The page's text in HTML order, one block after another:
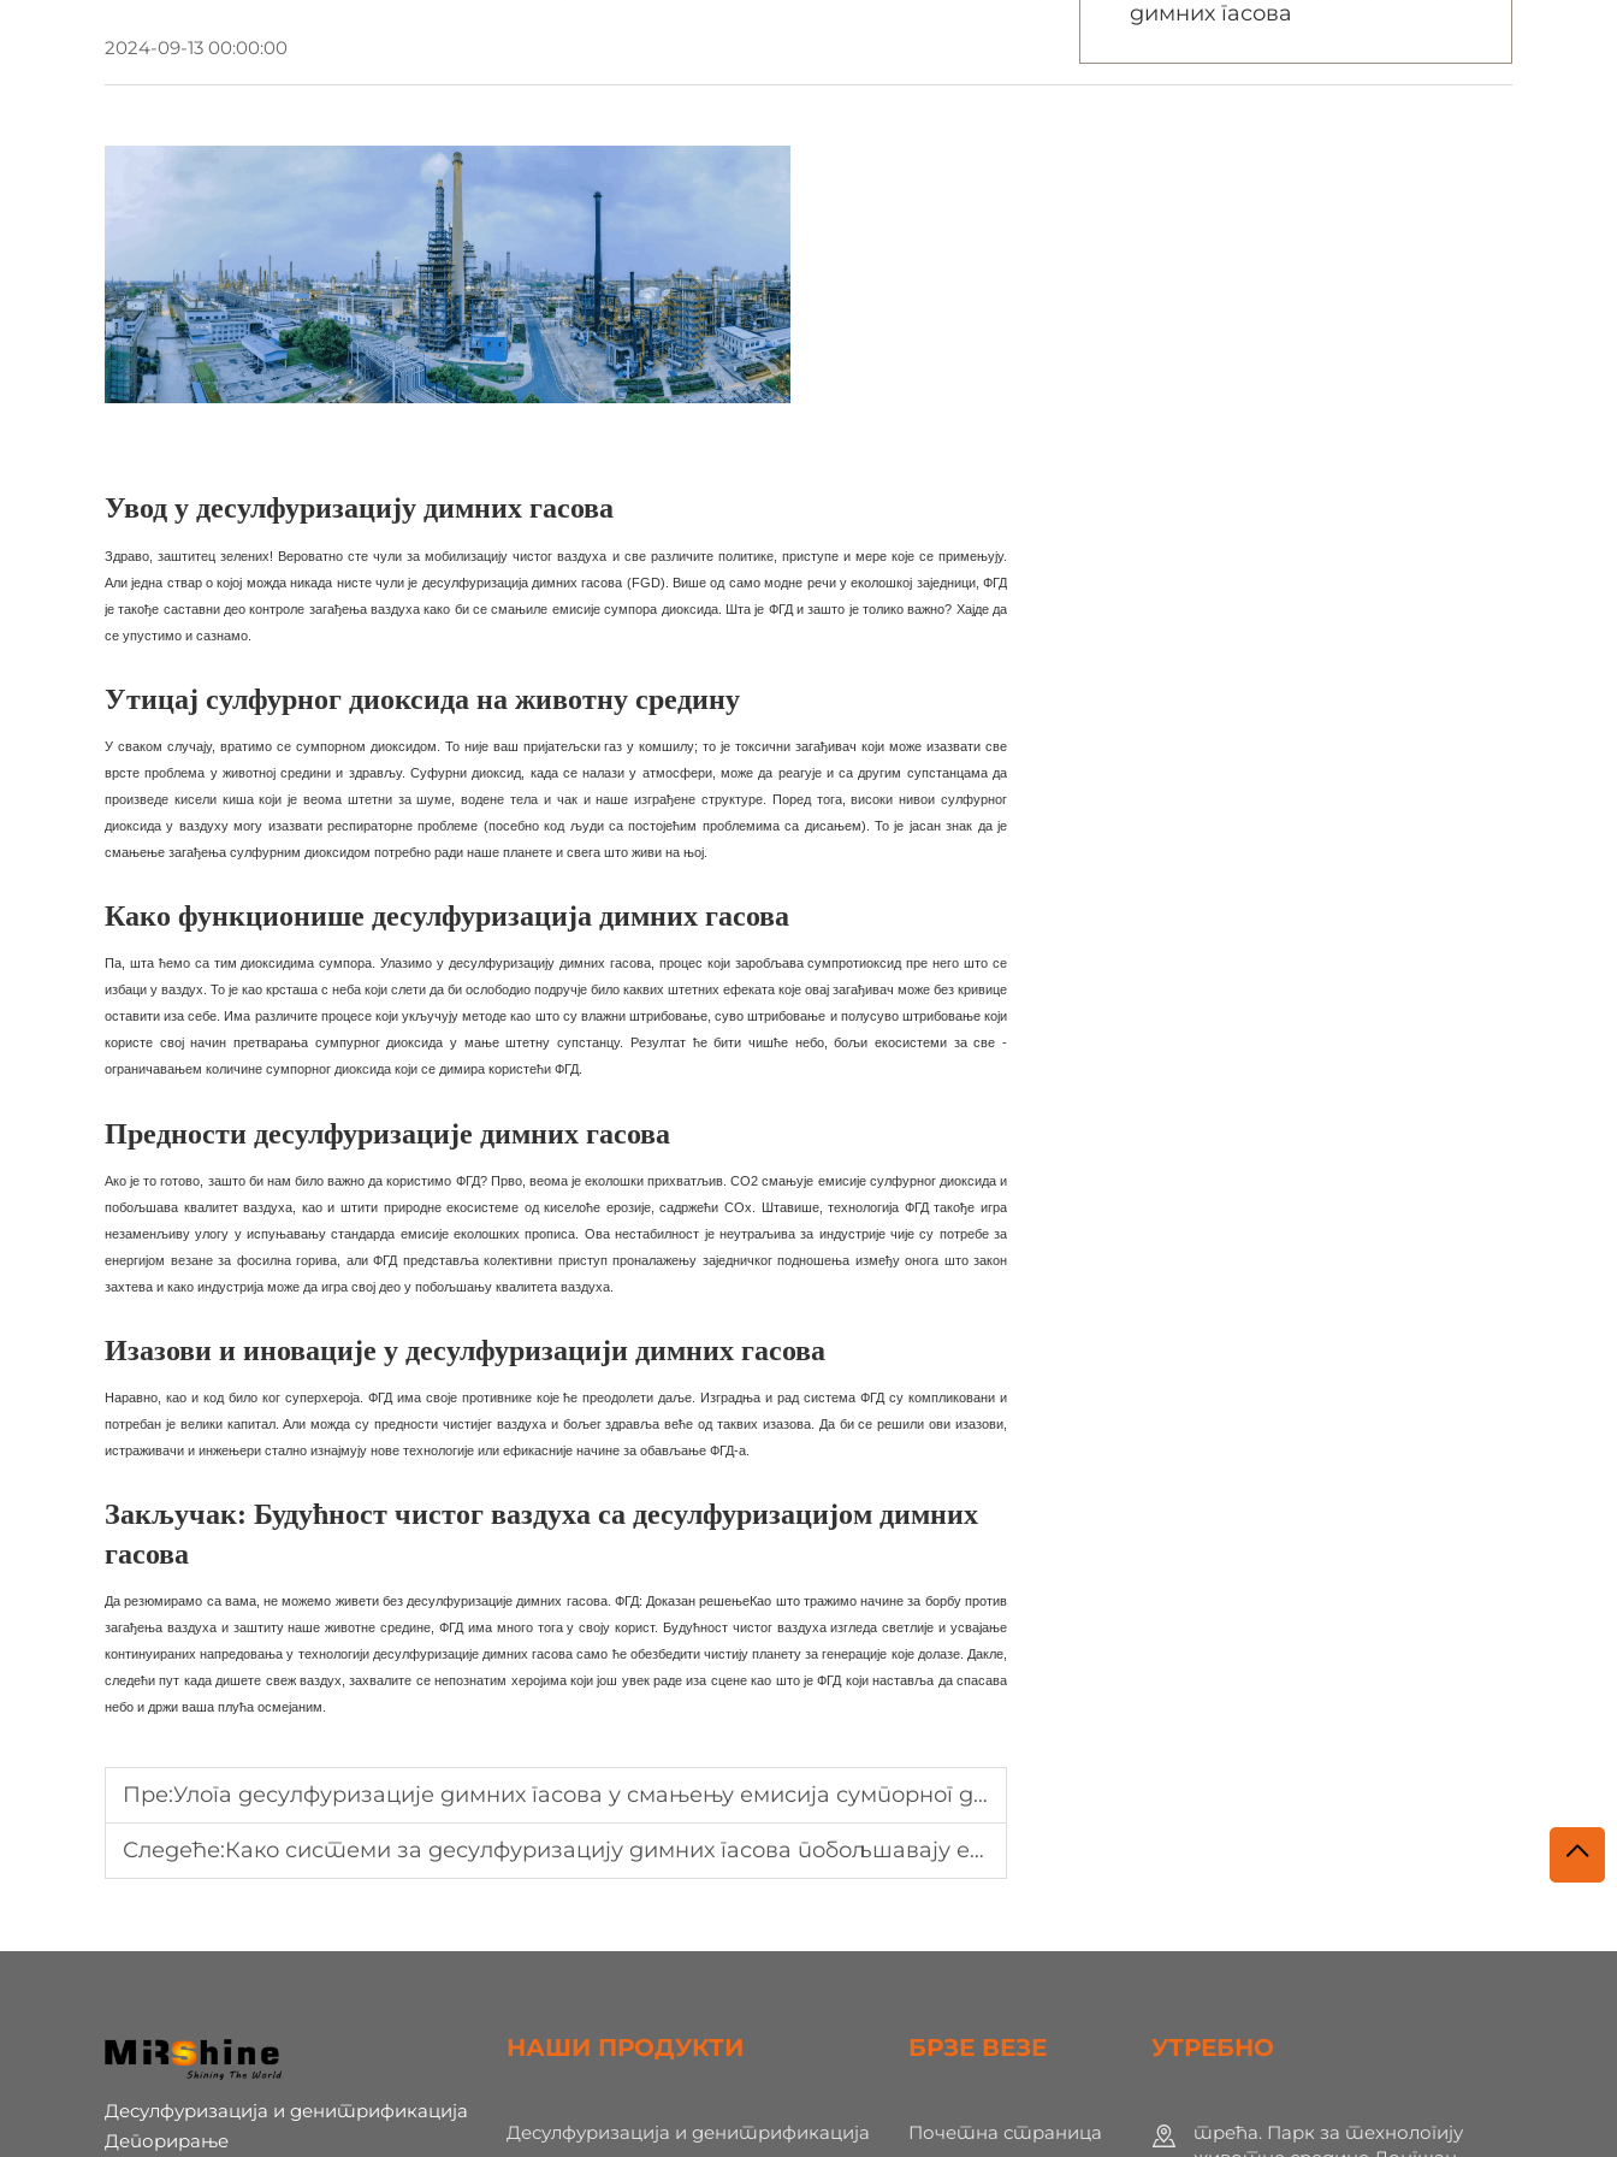
2024-09-13 00:00:00
Увод у десулфуризацију димних гасова
Здраво, заштитец зелених! Вероватно сте чули за мобилизацију чистог ваздуха и све различите политике, приступе и мере које се примењују.
Али једна ствар о којој можда никада нисте чули је десулфуризација димних гасова (FGD). Више од само модне речи у еколошкој заједници, ФГД
је такође саставни део контроле загађења ваздуха како би се смањиле емисије сумпора диоксида. Шта је ФГД и зашто је толико важно? Хајде да
се упустимо и сазнамо.
Утицај сулфурног диоксида на животну средину
У сваком случају, вратимо се сумпорном диоксидом. То није ваш пријатељски газ у комшилу; то је токсични загађивач који може изазвати све
врсте проблема у животној средини и здрављу. Суфурни диоксид, када се налази у атмосфери, може да реагује и са другим супстанцама да
произведе кисели киша који је веома штетни за шуме, водене тела и чак и наше изграђене структуре. Поред тога, високи нивои сулфурног
диоксида у ваздуху могу изазвати респираторне проблеме (посебно код људи са постојећим проблемима са дисањем). То је јасан знак да је
смањење загађења сулфурним диоксидом потребно ради наше планете и свега што живи на њој.
Како функционише десулфуризација димних гасова
Па, шта ћемо са тим диоксидима сумпора. Улазимо у десулфуризацију димних гасова, процес који заробљава сумпротиоксид пре него што се
избаци у ваздух. То је као крсташа с неба који слети да би ослободио подручје било каквих штетних ефеката које овај загађивач може без кривице
оставити иза себе. Има различите процесе који укључују методе као што су влажни штрибовање, суво штрибовање и полусуво штрибовање који
користе свој начин претварања сумпурног диоксида у мање штетну супстанцу. Резултат ће бити чишће небо, бољи екосистеми за све -
ограничавањем количине сумпорног диоксида који се димира користећи ФГД.
Предности десулфуризације димних гасова
Ако је то готово, зашто би нам било важно да користимо ФГД? Прво, веома је еколошки прихватљив. СО2 смањује емисије сулфурног диоксида и
побољшава квалитет ваздуха, као и штити природне екосистеме од киселоће ерозије, садржећи СОх. Штавише, технологија ФГД такође игра
незаменљиву улогу у испуњавању стандарда емисије еколошких прописа. Ова нестабилност је неутраљива за индустрије чије су потребе за
енергијом везане за фосилна горива, али ФГД представља колективни приступ проналажењу заједничког подношења између онога што закон
захтева и како индустрија може да игра свој део у побољшању квалитета ваздуха.
Изазови и иновације у десулфуризацији димних гасова
Наравно, као и код било ког суперхероја. ФГД има своје противнике које ће преодолети даље. Изградња и рад система ФГД су компликовани и
потребан је велики капитал. Али можда су предности чистијег ваздуха и бољег здравља веће од таквих изазова. Да би се решили ови изазови,
истраживачи и инжењери стално изнајмују нове технологије или ефикасније начине за обављање ФГД-а.
Закључак: Будућност чистог ваздуха са десулфуризацијом димних
гасова
Да резюмирамо са вама, не можемо живети без десулфуризације димних гасова. ФГД: Доказан решењеКао што тражимо начине за борбу против
загађења ваздуха и заштиту наше животне средине, ФГД има много тога у своју корист. Будућност чистог ваздуха изгледа светлије и усвајање
континуираних напредовања у технологији десулфуризације димних гасова само ће обезбедити чистију планету за генерације које долазе. Дакле,
следећи пут када дишете свеж ваздух, захвалите се непознатим херојима који још увек раде иза сцене као што је ФГД који наставља да спасава
небо и држи ваша плућа осмејаним.
Пре:Улога десулфуризације димних гасова у смањењу емисија сумпорног диоксида
Следеће:Како системи за десулфуризацију димних гасова побољшавају ефикасност електрана
димних гасова
Десулфуризација и денитрификација
Депорирање
НАШИ ПРОДУКТИ
Десулфуризација и денитрификација
БРЗЕ ВЕЗЕ
Почетна страница
УТРЕБНО
трећа. Парк за технологију